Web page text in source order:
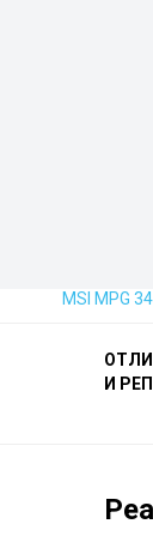
MSI MPG
И